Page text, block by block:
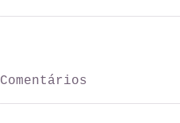
Comentários